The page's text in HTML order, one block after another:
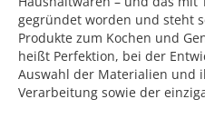
gegründet worden und steht
Produkte zum Kochen und
heißt Perfektion, bei der
Auswahl der Materialien und
Verarbeitung sowie der